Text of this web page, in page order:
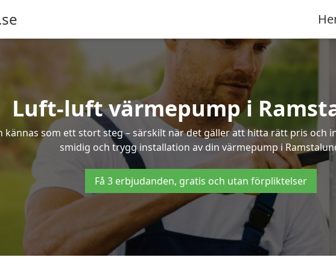
Luft-luft värmepump i
som ett stort steg – särskilt när det gäller att hitta rätt pris och
smidig och trygg installation av din värmepump i
Få 3 erbjudanden, gratis och utan förpliktelser